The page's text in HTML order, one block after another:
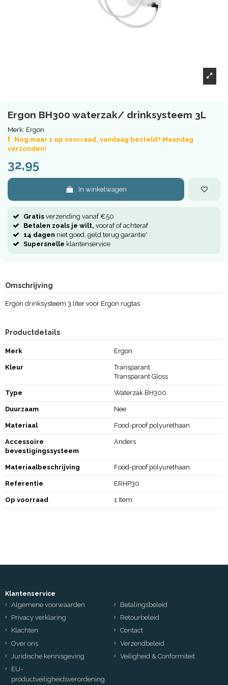
Ergon BH300 waterzak/ drinksysteem 3L
Merk: Ergon
Nog maar 1 op voorraad, vandaag besteld? Maandag
verzonden!
32,95
In winkelwagen
Gratis verzending vanaf €50
Betalen zoals je wilt, vooraf of achteraf
14 dagen niet goed, geld terug garantie*
Supersnelle klantenservice
Omschrijving
Ergon drinksysteem 3 liter voor Ergon rugtas
Productdetails
Merk Ergon
Kleur
Transparant
Transparant Gloss
Type Waterzak BH300
Duurzaam Nee
Materiaal Food-proof polyurethaan
Accessoire
bevestigingssysteem
Anders
Materiaalbeschrijving Food-proof polyurethaan
Referentie ERHP30
Op voorraad 1 Item
Klantenservice
Algemene voorwaarden
Betalingsbeleid
Privacy verklaring
Retourbeleid
Klachten
Contact
Over ons
Verzendbeleid
Juridische kennisgeving
Veiligheid & Conformiteit
EU-
productveiligheidsverordening